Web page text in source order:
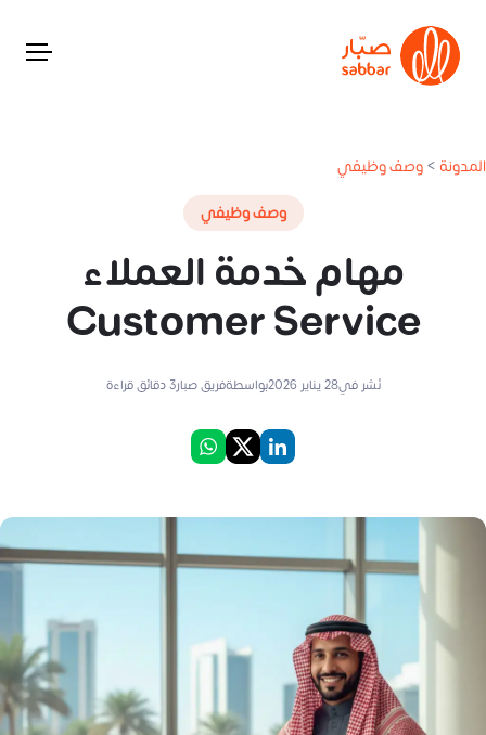
المدونة>وصف وظيفي
وصف وظيفي
مهام خدمة العملاء
Customer Service
نُشر في28 يناير 2026 بواسطةفريق صبار3دقائق قراءة